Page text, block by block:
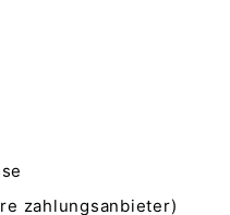
zahlungsanbieter)